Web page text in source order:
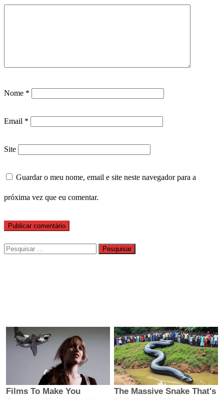
Nome *
Email *
Site
Guardar o meu nome, email e site neste navegador para a
próxima vez que eu comentar.
Pesquisar
por: